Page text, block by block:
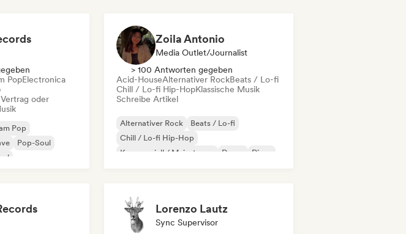
PopElectronica
oder
Pop
Pop-Soul
Zoila Antonio
Media Outlet/Journalist
> 100 Antworten gegeben
Acid-HouseAlternativer RockBeats / Lo-fi
Chill / Lo-fi Hip-HopKlassische Musik
Schreibe Artikel
Alternativer Rock
Beats / Lo-fi
Chill / Lo-fi Hip-Hop
Kommerziell / Mainstream
Dance
Disco
Lorenzo Lautz
Sync Supervisor